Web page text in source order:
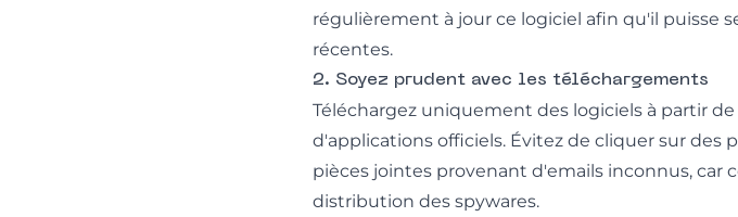
régulièrement à jour ce logiciel afin qu'il puisse
récentes.
2. Soyez prudent avec les téléchargements
Téléchargez uniquement des logiciels à partir
d'applications officiels. Évitez de cliquer sur
pièces jointes provenant d'emails inconnus, car
distribution des spywares.